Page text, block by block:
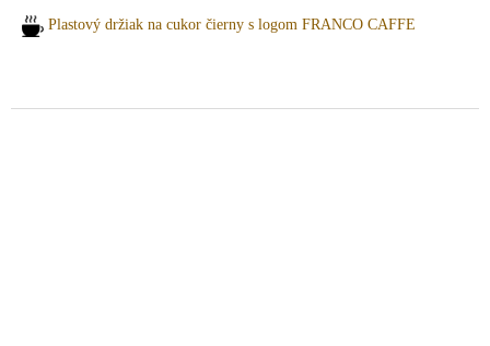
Plastový držiak na cukor čierny s logom FRANCO CAFFE
Potrebujete pomoc s výberom? Radi vám poradíme.